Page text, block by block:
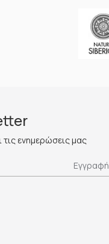
τις ενημερώσεις μας
Εγγραφή